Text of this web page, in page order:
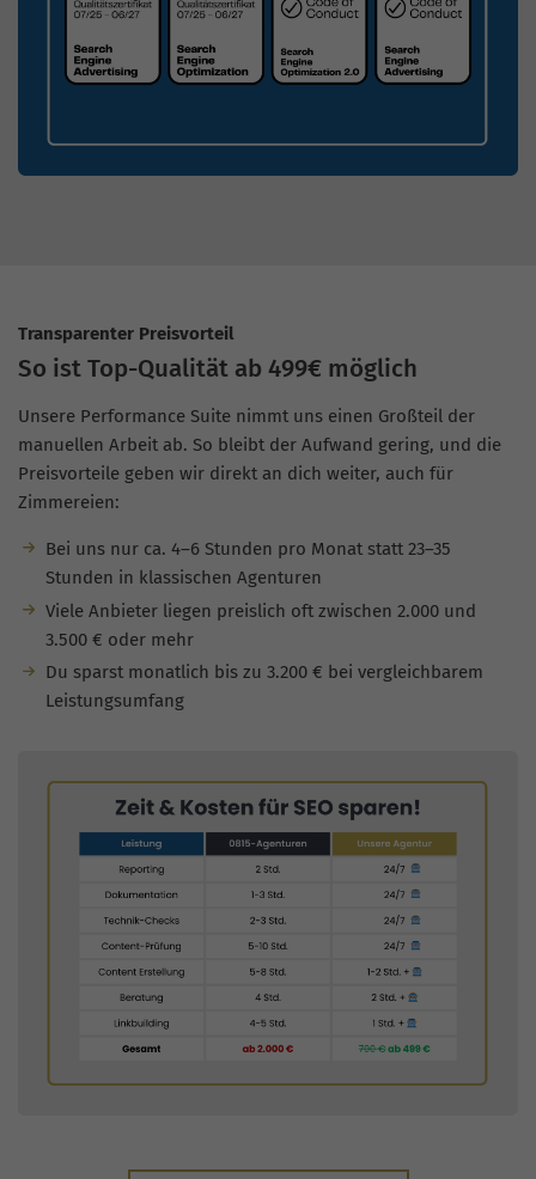
Transparenter Preisvorteil
So ist Top-Qualität ab 499€ möglich
Unsere Performance Suite nimmt uns einen Großteil der
manuellen Arbeit ab. So bleibt der Aufwand gering, und die
Preisvorteile geben wir direkt an dich weiter, auch für
Zimmereien:
Bei uns nur ca. 4–6 Stunden pro Monat statt 23–35
Stunden in klassischen Agenturen
Viele Anbieter liegen preislich oft zwischen 2.000 und
3.500 € oder mehr
Du sparst monatlich bis zu 3.200 € bei vergleichbarem
Leistungsumfang